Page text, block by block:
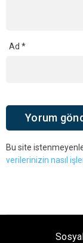
Ad *
Bu site
verilerinizin nasıl